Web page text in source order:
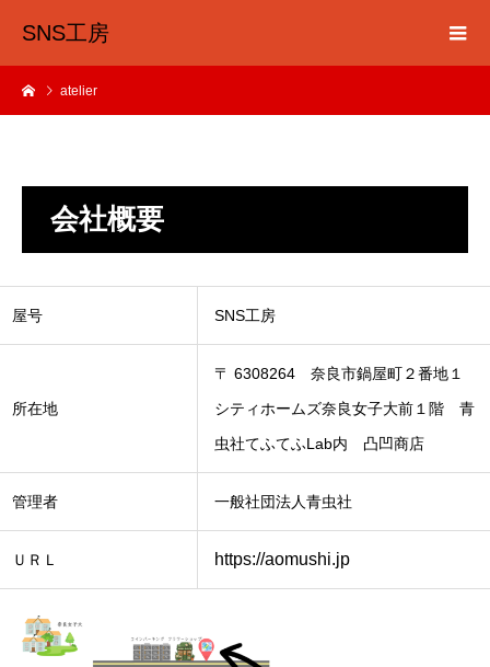
SNS工房
atelier
会社概要
屋号 SNS工房
所在地
〒 6308264 奈良市鍋屋町２番地１
シティホームズ奈良女子大前１階 青
虫社てふてふLab内 凸凹商店
管理者 一般社団法人青虫社
ＵＲＬ https://aomushi.jp